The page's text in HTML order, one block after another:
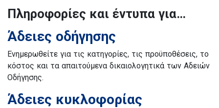
Πληροφορίες και έντυπα για…
Άδειες οδήγησης
Ενημερωθείτε για τις κατηγορίες, τις προϋποθέσεις, το
κόστος και τα απαιτούμενα δικαιολογητικά των Αδειών
Οδήγησης.
Άδειες κυκλοφορίας